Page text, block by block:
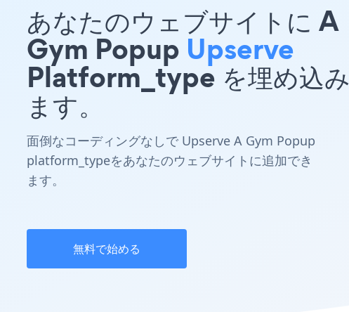
あなたのウェブサイトに A
Gym Popup Upserve
Platform_type を埋め込み
ます。
面倒なコーディングなしで Upserve A Gym Popup
platform_typeをあなたのウェブサイトに追加でき
ます。
無料で始める